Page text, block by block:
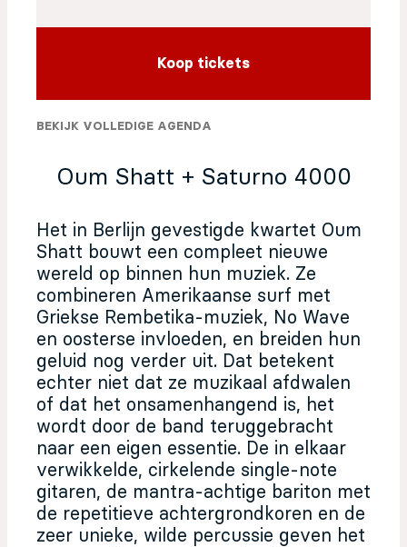
Oum Shatt + Saturno 4000
Het in Berlijn gevestigde kwartet Oum
Shatt bouwt een compleet nieuwe
wereld op binnen hun muziek. Ze
combineren Amerikaanse surf met
Griekse Rembetika-muziek, No Wave
en oosterse invloeden, en breiden hun
geluid nog verder uit. Dat betekent
echter niet dat ze muzikaal afdwalen
of dat het onsamenhangend is, het
wordt door de band teruggebracht
naar een eigen essentie. De in elkaar
verwikkelde, cirkelende single-note
gitaren, de mantra-achtige bariton met
de repetitieve achtergrondkoren en de
zeer unieke, wilde percussie geven het
Koop tickets
BEKIJK VOLLEDIGE AGENDA